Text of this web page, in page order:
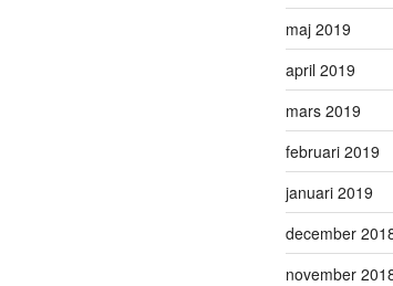
maj 2019
april 2019
mars 2019
februari 2019
januari 2019
december
november